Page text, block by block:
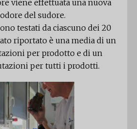
viene effettuata una nuova
del sudore.
testati da ciascuno dei 20
riportato è una media di un
per prodotto e di un
per tutti i prodotti.